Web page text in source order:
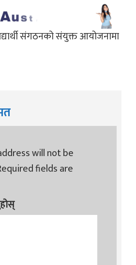
संगठनको संयुक्त आयोजनामा
will not be
fields are